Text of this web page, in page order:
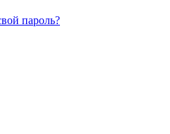
пароль?